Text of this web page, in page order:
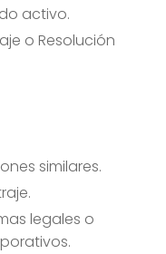
activo.
o Resolución
similares.
legales o